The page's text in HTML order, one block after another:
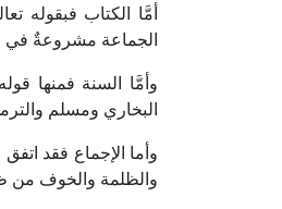
أمَّا الكتاب فبقوله
الجماعة مشروعةٌ في
وأمَّا السنة فمنها
البخاري ومسلم
وأما الإجماع فقد
والظلمة والخوف من